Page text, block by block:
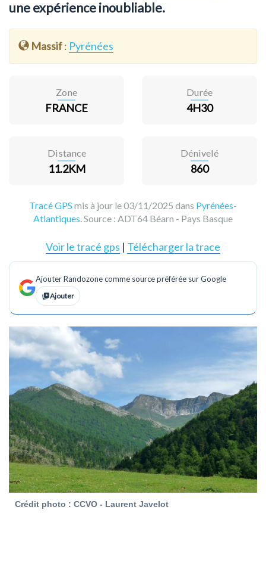
une expérience inoubliable.
Massif: Pyrénées
Zone
FRANCE
Durée
4H30
Distance
11.2KM
Dénivelé
860
Tracé GPS mis à jour le 03/11/2025 dans Pyrénées-
Atlantiques. Source : ADT64 Béarn - Pays Basque
Voir le tracé gps | Télécharger la trace
Ajouter Randozone comme source préférée sur Google
Ajouter
Crédit photo : CCVO - Laurent Javelot